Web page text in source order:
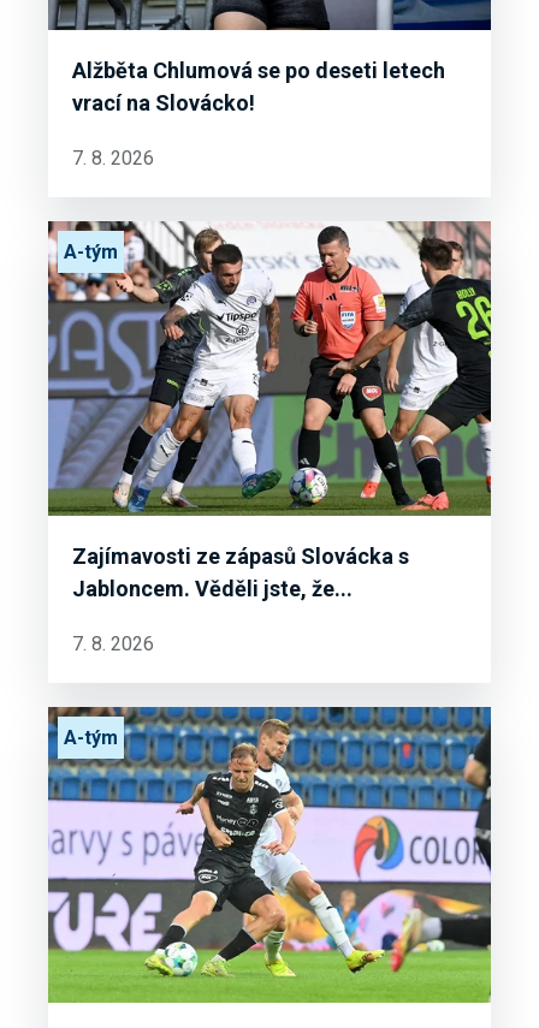
Alžběta Chlumová se po deseti letech
vrací na Slovácko!
7. 8. 2026
Zajímavosti ze zápasů Slovácka s
Jabloncem. Věděli jste, že...
A-tým
7. 8. 2026
A-tým